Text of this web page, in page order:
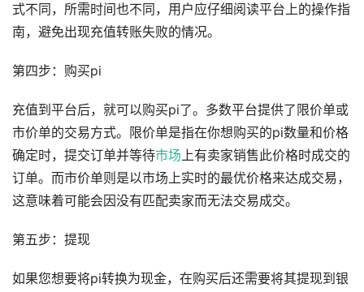
式不同，所需时间也不同，用户应仔细阅读平台上的操作指
南，避免出现充值转账失败的情况。
第四步：购买pi
充值到平台后，就可以购买pi了。多数平台提供了限价单或
市价单的交易方式。限价单是指在你想购买的pi数量和价格
确定时，提交订单并等待市场 上有卖家销售此价格时成交的
订单。而市价单则是以市场上实时的最优价格来达成交易，
这意味着可能会因没有匹配卖家而无法交易成交。
第五步：提现
如果您想要将pi转换为现金，在购买后还需要将其提现到银